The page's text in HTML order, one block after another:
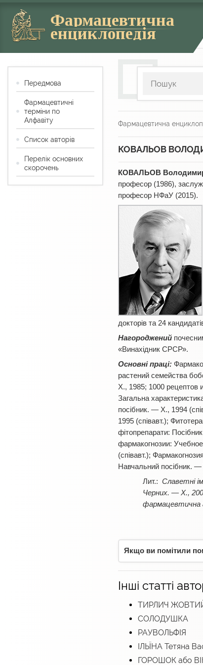
Фармацевтична
енциклопедія
Фармацевтична
КОВАЛЬОВ
КОВАЛЬОВ
професор (1986),
професор НФаУ (2015).
докторів та 24
Нагороджений
«Винахідник СРСР».
Основні праці:
растений семейства
Х., 1985; 1000 рецептов
Загальна
посібник. — Х., 1994
1995 (співавт.);
фітопрепарати:
фармакогнозии:
(співавт.);
Навчальний посібник. —
Славетні
Черних. — Х.,
фармацевтична
Якщо ви помітили
Інші статті
ТИРЛИЧ
СОЛОДУШКА
РАУВОЛЬФІЯ
ІЛЬЇНА Тетяна
ГОРОШОК або
Передмова
Фармацевтичні
терміни по
Алфавіту
Список авторів
Перелік основних
скорочень